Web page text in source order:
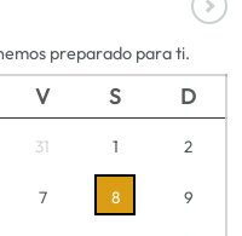
preparado para ti.
V S D
31 1 2
7 8 9